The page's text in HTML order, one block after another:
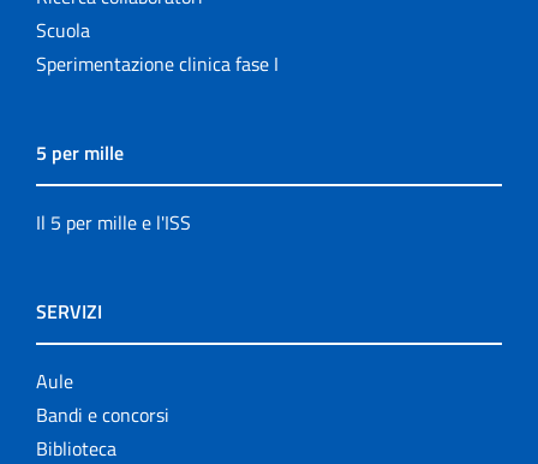
Scuola
Sperimentazione clinica fase I
5 per mille
Il 5 per mille e l'ISS
SERVIZI
Aule
Bandi e concorsi
Biblioteca